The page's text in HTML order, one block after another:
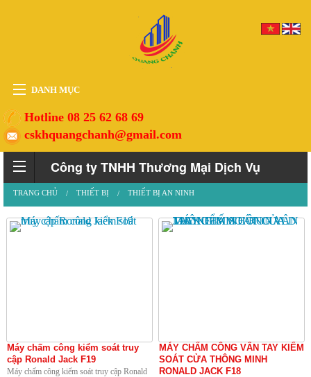
DANH MỤC
HOME
THIẾT BỊ
VẬT TƯ
PHỤ KIỆN
DỊCH VỤ
TIN TỨC
Hotline 08 25 62 68 69
cskhquangchanh@gmail.com
Công ty TNHH Thương Mại Dịch Vụ
Quảng Chánh
TRANG CHỦ THIẾT BỊ THIẾT BỊ AN NINH
Máy chấm công kiểm soát truy
cập Ronald Jack F19
Máy chấm công kiểm soát truy cập Ronald
MÁY CHẤM CÔNG VÂN TAY KIỂM
SOÁT CỬA THÔNG MINH
RONALD JACK F18